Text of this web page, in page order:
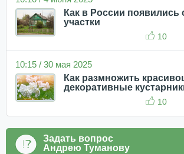
Как в России появились
участки
10
10:15 / 30 мая 2025
Как размножить
декоративные
10
Задать вопрос
Андрею Туманову